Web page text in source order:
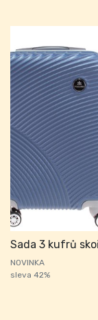
Sada 3 kufrů
NOVINKA
sleva 42%